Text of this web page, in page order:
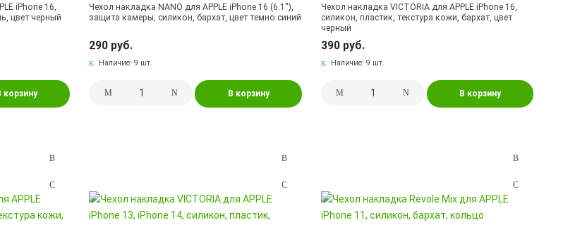
iPhone 16,
цвет черный
корзину
Чехол накладка NANO для APPLE iPhone 16 (6.1"),
защита камеры, силикон, бархат, цвет темно синий
290 руб.
Наличие:9 шт.
В корзину
Чехол накладка VICTORIA для APPLE iPhone 16,
силикон, пластик, текстура кожи, бархат, цвет
черный
390 руб.
Наличие: 9 шт.
В корзину